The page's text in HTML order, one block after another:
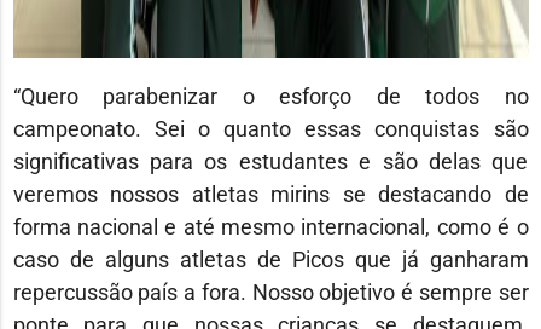
“Quero parabenizar o esforço de todos no
campeonato. Sei o quanto essas conquistas são
significativas para os estudantes e são delas que
veremos nossos atletas mirins se destacando de
forma nacional e até mesmo internacional, como é o
caso de alguns atletas de Picos que já ganharam
repercussão país a fora. Nosso objetivo é sempre ser